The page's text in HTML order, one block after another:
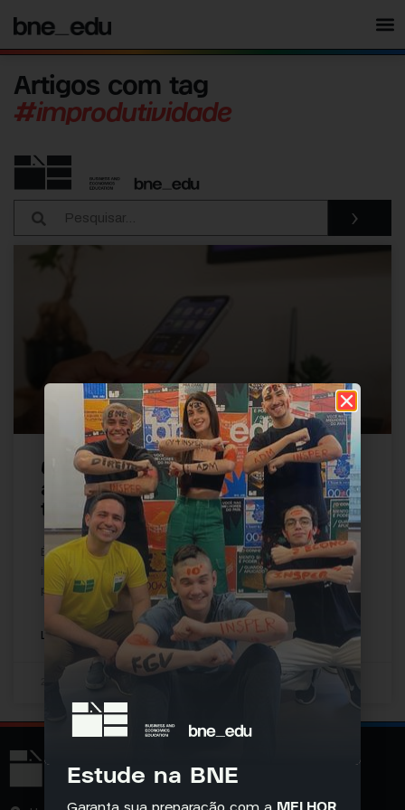
Artigos com tag
#improdutividade
›
6 dicas para deixar de ser
atrapalhado pelo celular! (e
talvez ajudado!)
É indiscutível que os aparelhos celulares estão
intrinsecamente inseridos na rotina da maioria da
população brasileira nos dias atuais. E,
LER MAIS »
25 de janeiro de 2022
Estude na BNE
Garanta sua preparação com a MELHOR